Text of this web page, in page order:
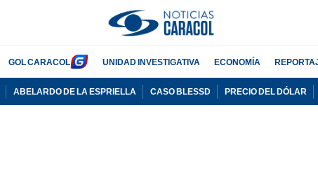
GOL CARACOL UNIDAD INVESTIGATIVA ECONOMÍA
ABELARDO DE LA ESPRIELLA CASO BLESSD PRECIO DEL DÓLAR